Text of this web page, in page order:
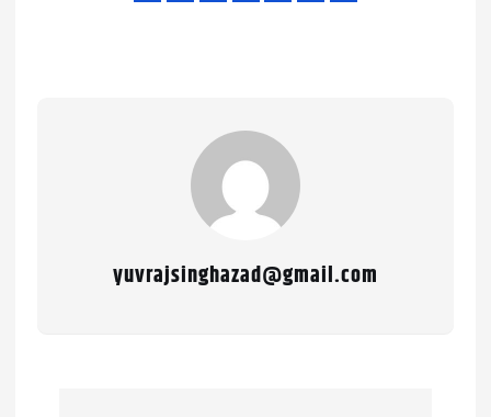
yuvrajsinghazad@gmail.com